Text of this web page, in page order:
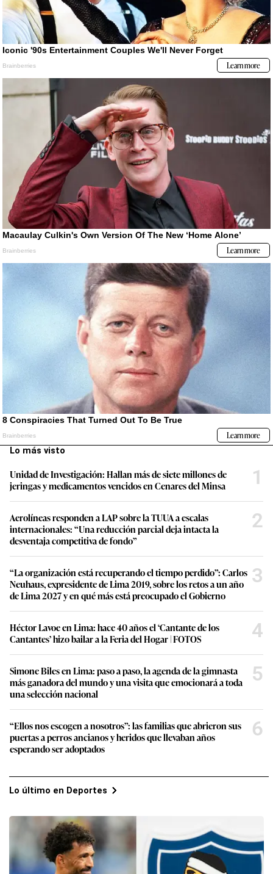
Lo más visto
Unidad de Investigación: Hallan más de siete millones de
jeringas y medicamentos vencidos en Cenares del Minsa
1
Aerolíneas responden a LAP sobre la TUUA a escalas
internacionales: “Una reducción parcial deja intacta la
desventaja competitiva de fondo”
2
“La organización está recuperando el tiempo perdido”: Carlos
Neuhaus, expresidente de Lima 2019, sobre los retos a un año
de Lima 2027 y en qué más está preocupado el Gobierno
3
Héctor Lavoe en Lima: hace 40 años el ‘Cantante de los
Cantantes’ hizo bailar a la Feria del Hogar | FOTOS
4
Simone Biles en Lima: paso a paso, la agenda de la gimnasta
más ganadora del mundo y una visita que emocionará a toda
una selección nacional
5
“Ellos nos escogen a nosotros”: las familias que abrieron sus
puertas a perros ancianos y heridos que llevaban años
esperando ser adoptados
6
Lo último en Deportes